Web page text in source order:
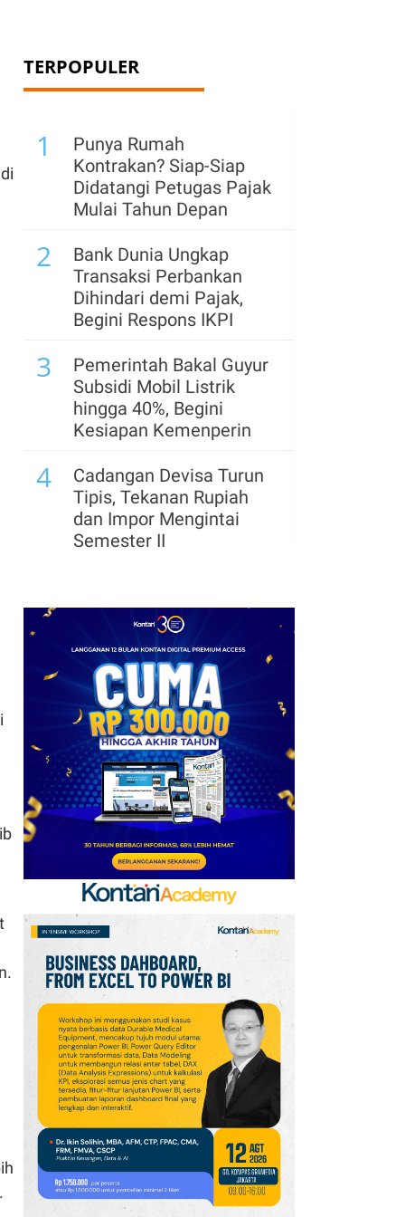
TERPOPULER
1
Punya Rumah
Kontrakan? Siap-Siap
Didatangi Petugas Pajak
Mulai Tahun Depan
2
Bank Dunia Ungkap
Transaksi Perbankan
Dihindari demi Pajak,
Begini Respons IKPI
3
Pemerintah Bakal Guyur
Subsidi Mobil Listrik
hingga 40%, Begini
Kesiapan Kemenperin
4
Cadangan Devisa Turun
Tipis, Tekanan Rupiah
dan Impor Mengintai
Semester II